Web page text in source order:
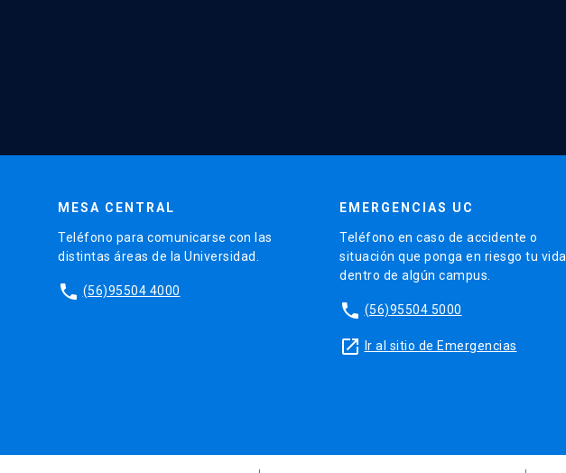
MESA CENTRAL
Teléfono para comunicarse con las
distintas áreas de la Universidad.
phone (56)95504 4000
EMERGENCIAS UC
Teléfono en caso de accidente o
situación que ponga en riesgo tu vida
dentro de algún campus.
phone (56)95504 5000
launch Ir al sitio de Emergencias